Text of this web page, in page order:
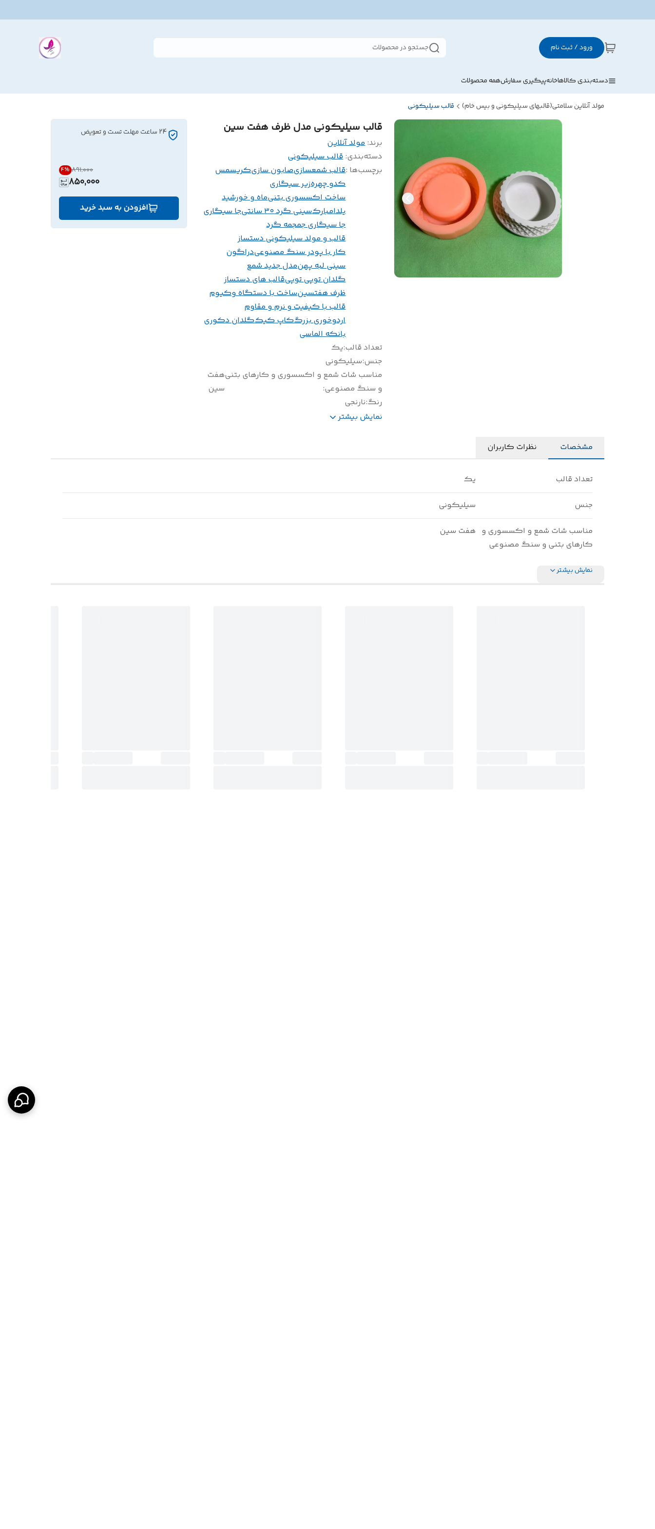
ورود / ثبت نام جستجو در محصولات
دسته‌بندی کالاهاخانهپیگیری سفارشهمه محصولات
مولد آنلاین سلامتی(قالبهای سیلیکونی و بیس خام) قالب سیلیکونی
قالب سیلیکونی مدل ظرف هفت سین
برند:مولد آنلاین
دسته‌بندی:قالب سیلیکونی
برچسب‌ها :قالب شمعسازیصابون سازیکریسمس
کدو چهرهزیر سیگاری
ساخت اکسسوری بتنیماه و خورشید
یلدامبارکسینی گرد ۳۰ سانتی
جا سیگاری
جا سیگاری جمجمه گرد
قالب و مولد سیلیکونی دستساز
کار با پودر سنگ مصنوعیدراگون
سینی لبه پهنمدل جدید شمع
گلدان توپی توپیقالب های دستساز
ظرف هفتسینساخت با دستگاه وکیوم
قالب با کیفیت و نرم و مقاوم
اردوخوری بزرگکاپ کیکگلدان دکوری
بانکه الماسی
تعداد قالب:یک
جنس:سیلیکونی
مناسب شات شمع و اکسسوری و کارهای بتنی
و سنگ مصنوعی:
هفت
سین
رنگ:نارنجی
سایز(سانتی متر)
نمایش بیشتر
24 ساعت مهلت تست و تعویض
۸۹۱٬۰۰۰ 4%
850,000
افزودن به سبد خرید
مشخصات نظرات کاربران
تعداد قالب یک
جنس سیلیکونی
مناسب شات شمع و اکسسوری و
کارهای بتنی و سنگ مصنوعی
هفت سین
نمایش بیشتر